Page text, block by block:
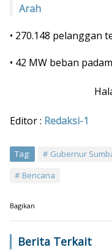
Arah
• 270.148 pelanggan
• 42 MW beban padam
Editor : Redaksi-1
Tag: Gubernur
Bencana
Bagikan
Berita Terkait